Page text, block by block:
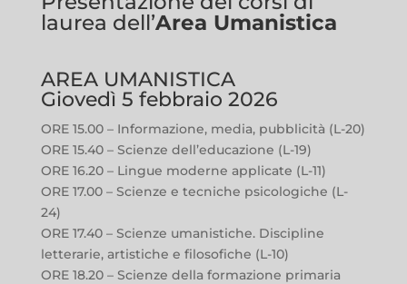
laurea dell’Area Umanistica
AREA UMANISTICA
Giovedì 5 febbraio 2026
ORE 15.00 – Informazione, media, pubblicità (L-20)
ORE 15.40 – Scienze dell’educazione (L-19)
ORE 16.20 – Lingue moderne applicate (L-11)
ORE 17.00 – Scienze e tecniche psicologiche (L-
24)
ORE 17.40 – Scienze umanistiche. Discipline
letterarie, artistiche e filosofiche (L-10)
ORE 18.20 – Scienze della formazione primaria